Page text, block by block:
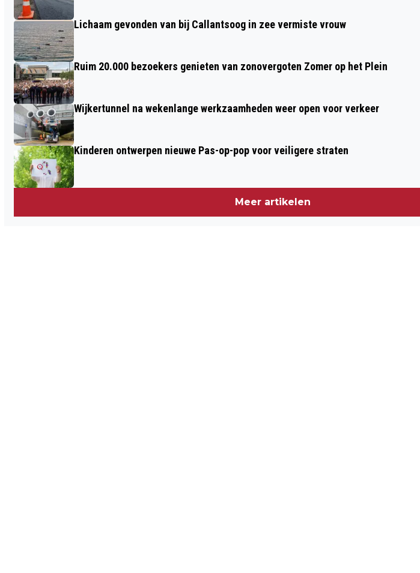
Lichaam gevonden van bij Callantsoog in zee vermiste vrouw
Ruim 20.000 bezoekers genieten van zonovergoten Zomer op het Plein
Wijkertunnel na wekenlange werkzaamheden weer open voor verkeer
Kinderen ontwerpen nieuwe Pas-op-pop voor veiligere straten
Meer artikelen